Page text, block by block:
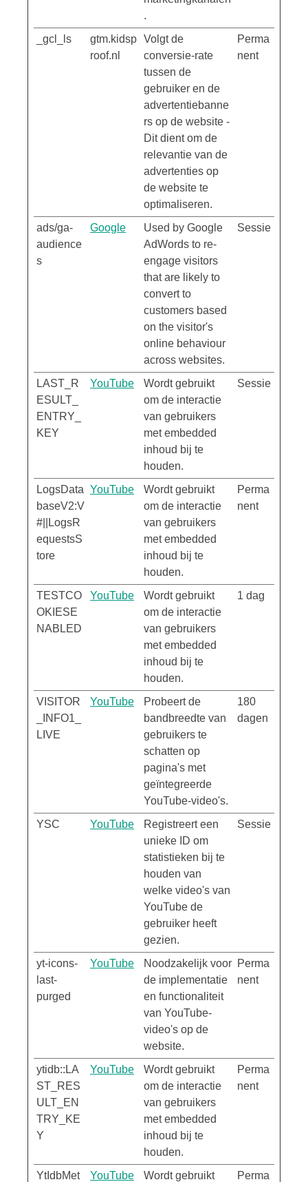
.
_gcl_ls
gtm.kidsp
roof.nl
Volgt de
conversie-rate
tussen de
gebruiker en de
advertentiebanne
rs op de website -
Dit dient om de
relevantie van de
advertenties op
de website te
optimaliseren.
Perma
nent
ads/ga-
audience
s
Google
Used by Google
AdWords to re-
engage visitors
that are likely to
convert to
customers based
on the visitor's
online behaviour
across websites.
Sessie
LAST_R
ESULT_
ENTRY_
KEY
YouTube
Wordt gebruikt
om de interactie
van gebruikers
met embedded
inhoud bij te
houden.
Sessie
LogsData
baseV2:V
#||LogsR
equestsS
tore
YouTube
Wordt gebruikt
om de interactie
van gebruikers
met embedded
inhoud bij te
houden.
Perma
nent
TESTCO
OKIESE
NABLED
YouTube
Wordt gebruikt
om de interactie
van gebruikers
met embedded
inhoud bij te
houden.
1 dag
VISITOR
_INFO1_
LIVE
YouTube
Probeert de
bandbreedte van
gebruikers te
schatten op
pagina's met
geïntegreerde
YouTube-video's.
180
dagen
YSC YouTube
Registreert een
unieke ID om
statistieken bij te
houden van
welke video's van
YouTube de
gebruiker heeft
gezien.
Sessie
yt-icons-
last-
purged
YouTube
Noodzakelijk voor
de implementatie
en functionaliteit
van YouTube-
video's op de
website.
Perma
nent
ytidb::LA
ST_RES
ULT_EN
TRY_KE
Y
YouTube
Wordt gebruikt
om de interactie
van gebruikers
met embedded
inhoud bij te
houden.
Perma
nent
YtIdbMet
YouTube
Wordt gebruikt
Perma